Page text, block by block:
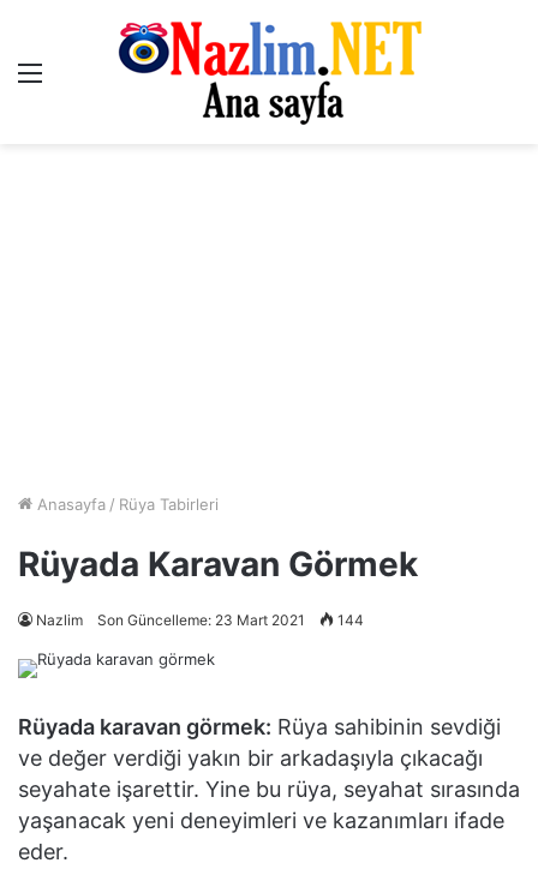
Menü
Anasayfa / Rüya Tabirleri
Rüyada Karavan Görmek
Nazlim Son Güncelleme: 23 Mart 2021 144
Rüyada karavan görmek: Rüya sahibinin sevdiği
ve değer verdiği yakın bir arkadaşıyla çıkacağı
seyahate işarettir. Yine bu rüya, seyahat sırasında
yaşanacak yeni deneyimleri ve kazanımları ifade
eder.